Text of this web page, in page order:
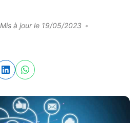
Mis à jour le 19/05/2023